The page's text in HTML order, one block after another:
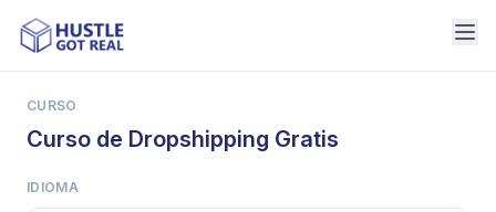
CURSO
Curso de Dropshipping Gratis
IDIOMA